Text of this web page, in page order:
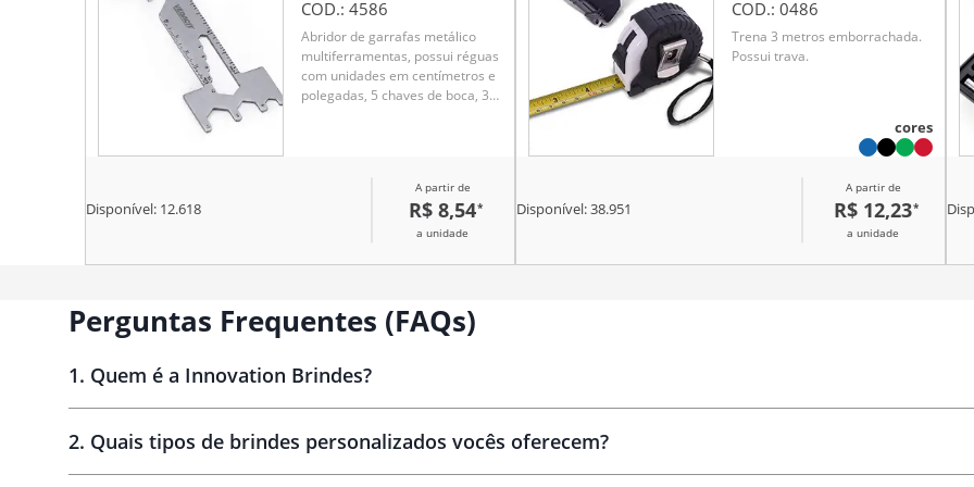
COD.: 4586
Abridor de garrafas metálico
multiferramentas, possui réguas
com unidades em centímetros e
polegadas, 5 chaves de boca, 3
Disponível: 12.618
A partir de
R$ 8,54*
a unidade
COD.: 0486
Trena 3 metros emborrachada.
Possui trava.
cores
Disponível:38.951
A partir de
R$ 12,23*
a unidade
Perguntas Frequentes (FAQs)
1. Quem é a Innovation Brindes?
2. Quais tipos de brindes personalizados vocês oferecem?